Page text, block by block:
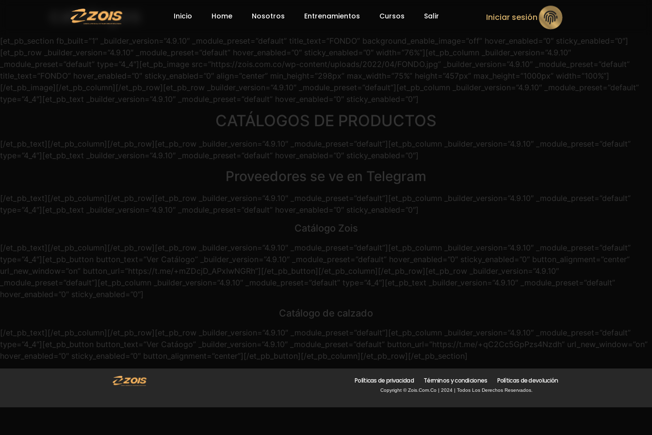
Inicio Home Nosotros Entrenamientos Cursos Salir Iniciar sesión
catalogos
[et_pb_section fb_built=”1″ _builder_version=”4.9.10″ _module_preset=”default” title_text=”FONDO” background_enable_image=”off” hover_enabled=”0″ sticky_enabled=”0″]
[et_pb_row _builder_version=”4.9.10″ _module_preset=”default” hover_enabled=”0″ sticky_enabled=”0″ width=”76%”][et_pb_column _builder_version=”4.9.10″
_module_preset=”default” type=”4_4″][et_pb_image src=”https://zois.com.co/wp-content/uploads/2022/04/FONDO.jpg” _builder_version=”4.9.10″ _module_preset=”default”
title_text=”FONDO” hover_enabled=”0″ sticky_enabled=”0″ align=”center” min_height=”298px” max_width=”75%” height=”457px” max_height=”1000px” width=”100%”]
[/et_pb_image][/et_pb_column][/et_pb_row][et_pb_row _builder_version=”4.9.10″ _module_preset=”default”][et_pb_column _builder_version=”4.9.10″ _module_preset=”default”
type=”4_4″][et_pb_text _builder_version=”4.9.10″ _module_preset=”default” hover_enabled=”0″ sticky_enabled=”0″]
CATÁLOGOS DE PRODUCTOS
[/et_pb_text][/et_pb_column][/et_pb_row][et_pb_row _builder_version=”4.9.10″ _module_preset=”default”][et_pb_column _builder_version=”4.9.10″ _module_preset=”default”
type=”4_4″][et_pb_text _builder_version=”4.9.10″ _module_preset=”default” hover_enabled=”0″ sticky_enabled=”0″]
Proveedores se ve en Telegram
[/et_pb_text][/et_pb_column][/et_pb_row][et_pb_row _builder_version=”4.9.10″ _module_preset=”default”][et_pb_column _builder_version=”4.9.10″ _module_preset=”default”
type=”4_4″][et_pb_text _builder_version=”4.9.10″ _module_preset=”default” hover_enabled=”0″ sticky_enabled=”0″]
Catálogo Zois
[/et_pb_text][/et_pb_column][/et_pb_row][et_pb_row _builder_version=”4.9.10″ _module_preset=”default”][et_pb_column _builder_version=”4.9.10″ _module_preset=”default”
type=”4_4″][et_pb_button button_text=”Ver Catálogo” _builder_version=”4.9.10″ _module_preset=”default” hover_enabled=”0″ sticky_enabled=”0″ button_alignment=”center”
url_new_window=”on” button_url=”https://t.me/+mZDcjD_APxIwNGRh”][/et_pb_button][/et_pb_column][/et_pb_row][et_pb_row _builder_version=”4.9.10″
_module_preset=”default”][et_pb_column _builder_version=”4.9.10″ _module_preset=”default” type=”4_4″][et_pb_text _builder_version=”4.9.10″ _module_preset=”default”
hover_enabled=”0″ sticky_enabled=”0″]
Catálogo de calzado
[/et_pb_text][/et_pb_column][/et_pb_row][et_pb_row _builder_version=”4.9.10″ _module_preset=”default”][et_pb_column _builder_version=”4.9.10″ _module_preset=”default”
type=”4_4″][et_pb_button button_text=”Ver Catáogo” _builder_version=”4.9.10″ _module_preset=”default” button_url=”https://t.me/+qC2Cc5GpPzs4Nzdh” url_new_window=”on”
hover_enabled=”0″ sticky_enabled=”0″ button_alignment=”center”][/et_pb_button][/et_pb_column][/et_pb_row][/et_pb_section]
Políticas de privacidad Términos y condiciones Políticas de devolución
Copyright © Zois.com.co | 2024 | Todos Los Derechos Reservados.